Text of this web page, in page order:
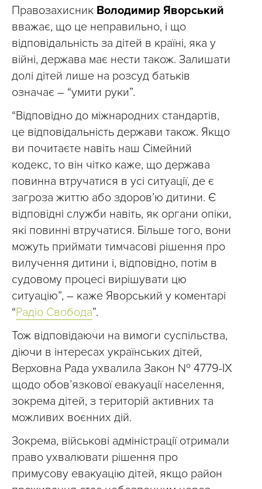
Правозахисник Володимир Яворський
вважає, що це неправильно, і що
відповідальність за дітей в країні, яка у
війні, держава має нести також. Залишати
долі дітей лише на розсуд батьків
означає – “умити руки”.
“Відповідно до міжнародних стандартів,
це відповідальність держави також. Якщо
ви почитаєте навіть наш Сімейний
кодекс, то він чітко каже, що держава
повинна втручатися в усі ситуації, де є
загроза життю або здоров’ю дитини. Є
відповідні служби навіть, як органи опіки,
які повинні втручатися. Більше того, вони
можуть приймати тимчасові рішення про
вилучення дитини і, відповідно, потім в
судовому процесі вирішувати цю
ситуацію”, – каже Яворський у коментарі
“Радіо Свобода”.
Тож відповідаючи на вимоги суспільства,
діючи в інтересах українських дітей,
Верховна Рада ухвалила Закон № 4779-IX
щодо обов’язкової евакуації населення,
зокрема дітей, з територій активних та
можливих воєнних дій.
Зокрема, військові адміністрації отримали
право ухвалювати рішення про
примусову евакуацію дітей, якщо район